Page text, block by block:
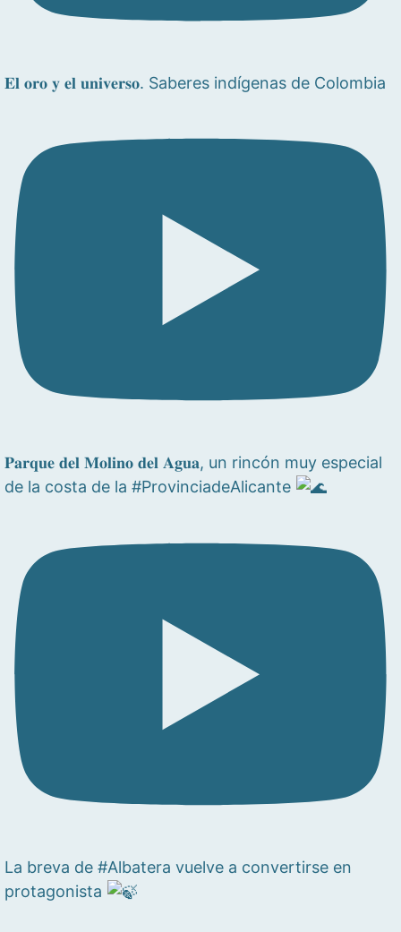
𝐄𝐥 𝐨𝐫𝐨 𝐲 𝐞𝐥 𝐮𝐧𝐢𝐯𝐞𝐫𝐬𝐨. Saberes indígenas de Colombia
𝐏𝐚𝐫𝐪𝐮𝐞 𝐝𝐞𝐥 𝐌𝐨𝐥𝐢𝐧𝐨 𝐝𝐞𝐥 𝐀𝐠𝐮𝐚, un rincón muy especial
de la costa de la #ProvinciadeAlicante
La breva de #Albatera vuelve a convertirse en
protagonista